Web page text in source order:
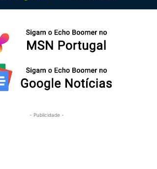
- Publicidade -